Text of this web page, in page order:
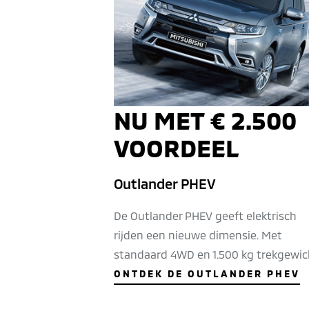
NU MET € 2.500
VOORDEEL
Outlander PHEV
De Outlander PHEV geeft elektrisch
rijden een nieuwe dimensie. Met
standaard 4WD en 1.500 kg
ONTDEK DE OUTLANDER PHEV